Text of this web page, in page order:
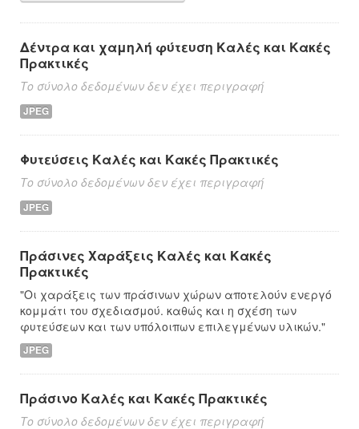
Δέντρα και χαμηλή φύτευση Καλές και Κακές
Πρακτικές
Το σύνολο δεδομένων δεν έχει περιγραφή
JPEG
Φυτεύσεις Καλές και Κακές Πρακτικές
Το σύνολο δεδομένων δεν έχει περιγραφή
JPEG
Πράσινες Χαράξεις Καλές και Κακές
Πρακτικές
"Οι χαράξεις των πράσινων χώρων αποτελούν ενεργό
κομμάτι του σχεδιασμού. καθώς και η σχέση των
φυτεύσεων και των υπόλοιπων επιλεγμένων υλικών."
JPEG
Πράσινο Καλές και Κακές Πρακτικές
Το σύνολο δεδομένων δεν έχει περιγραφή